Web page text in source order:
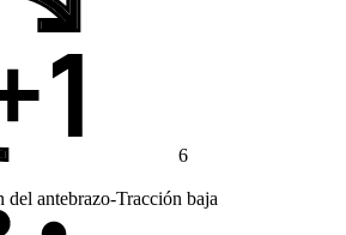
6
antebrazo-Tracción baja